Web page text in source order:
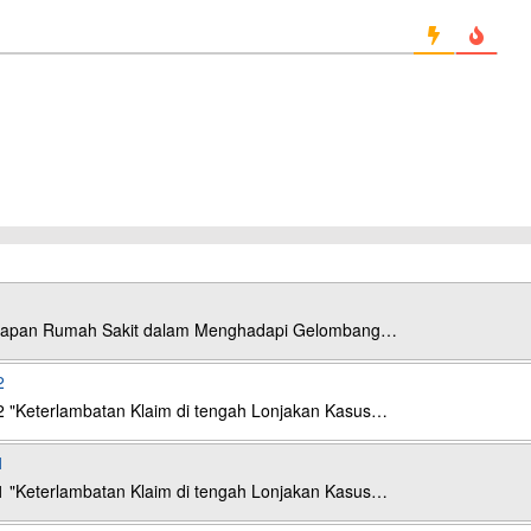
Rumah Sakit dalam Menghadapi Gelombang…
"Keterlambatan Klaim di tengah Lonjakan Kasus…
"Keterlambatan Klaim di tengah Lonjakan Kasus…